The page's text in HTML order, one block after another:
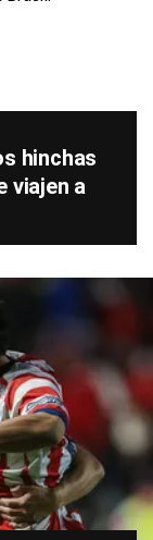
hinchas
viajen a